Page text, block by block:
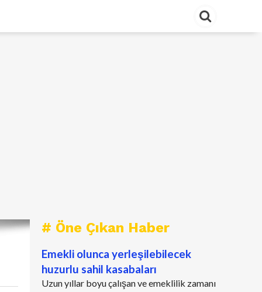
# Öne Çıkan Haber
Emekli olunca yerleşilebilecek
huzurlu sahil kasabaları
Uzun yıllar boyu çalışan ve emeklilik zamanı